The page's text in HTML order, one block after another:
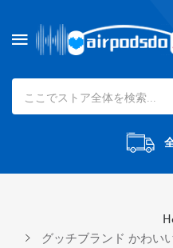
グッチブランド かわい